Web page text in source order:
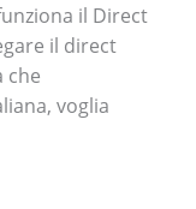
il Direct
il direct
che
voglia